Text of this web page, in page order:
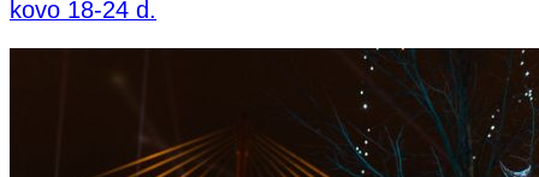
kovo 18-24 d.